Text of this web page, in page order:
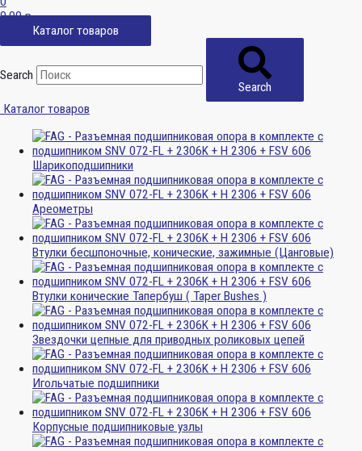
0,00р.
Каталог товаров
Search
Search
Каталог товаров
Шарикоподшипники
Ареометры
Втулки бесшпоночные, конические, зажимные (Цанговые)
Втулки конические Тапербуш ( Taper Bushes )
Звездочки цепные для приводных роликовых цепей
Игольчатые подшипники
Корпусные подшипниковые узлы